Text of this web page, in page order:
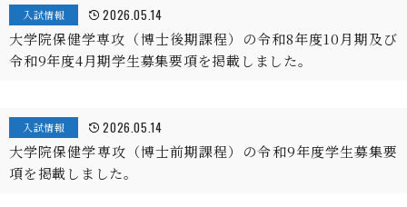
入試情報 2026.05.14
大学院保健学専攻（博士後期課程）の令和8年度10月期及び
令和9年度4月期学生募集要項を掲載しました。
入試情報 2026.05.14
大学院保健学専攻（博士前期課程）の令和9年度学生募集要
項を掲載しました。